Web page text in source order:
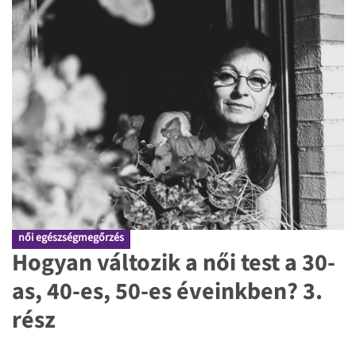
női egészségmegőrzés
Hogyan változik a női test a 30-
as, 40-es, 50-es éveinkben? 3.
rész